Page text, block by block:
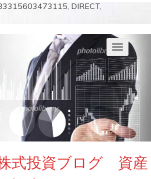
DIRECT,
ナ
ビ
ゲ
ー
シ
ョ
ン
を
切
り
替
式投資ブログ 資産